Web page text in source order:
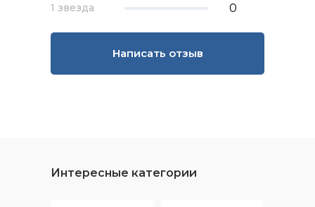
1 звезда 0
Написать отзыв
Интересные категории